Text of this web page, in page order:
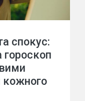
спокус:
гороскоп
кожного